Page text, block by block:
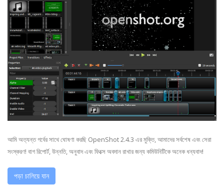
আমি অত্যন্ত গর্বের সাথে ঘোষণা করছি OpenShot 2.4.3 এর মুক্তি, আমাদের সর্বশেষ এবং সেরা
সংস্করণ! বাগ রিপোর্ট, উন্নতি, অনুবাদ এবং ফিক্সে অবদান রাখার জন্য কমিউনিটিকে অনেক ধন্যবাদ!
পড়া চালিয়ে যান